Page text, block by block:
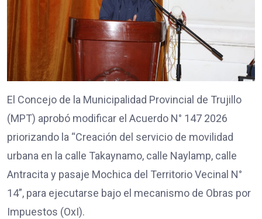
El Concejo de la Municipalidad Provincial de Trujillo
(MPT) aprobó modificar el Acuerdo N° 147 2026
priorizando la “Creación del servicio de movilidad
urbana en la calle Takaynamo, calle Naylamp, calle
Antracita y pasaje Mochica del Territorio Vecinal N°
14”, para ejecutarse bajo el mecanismo de Obras por
Impuestos (OxI).